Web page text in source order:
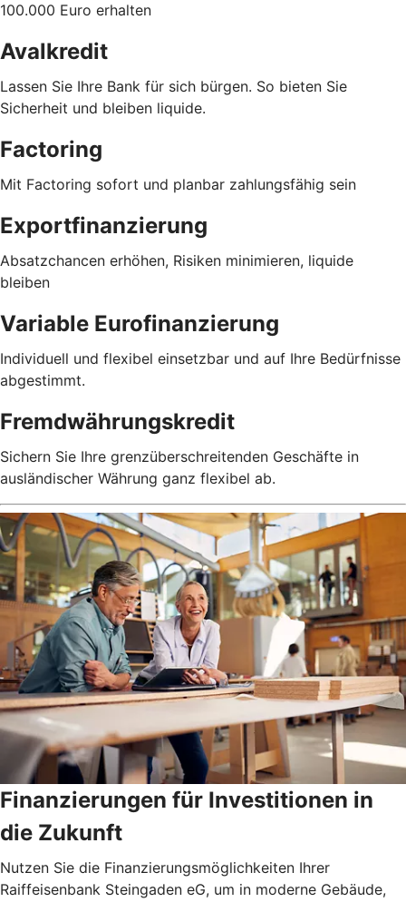
100.000 Euro erhalten
Avalkredit
Lassen Sie Ihre Bank für sich bürgen. So bieten Sie
Sicherheit und bleiben liquide.
Factoring
Mit Factoring sofort und planbar zahlungsfähig sein
Exportfinanzierung
Absatzchancen erhöhen, Risiken minimieren, liquide
bleiben
Variable Eurofinanzierung
Individuell und flexibel einsetzbar und auf Ihre Bedürfnisse
abgestimmt.
Fremdwährungskredit
Sichern Sie Ihre grenzüberschreitenden Geschäfte in
ausländischer Währung ganz flexibel ab.
Finanzierungen für Investitionen in
die Zukunft
Nutzen Sie die Finanzierungsmöglichkeiten Ihrer
Raiffeisenbank Steingaden eG, um in moderne Gebäude,